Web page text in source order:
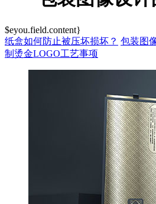
$eyou.field.content}
纸盒如何防止被压坏损坏？ 包装图
制烫金LOGO工艺事项